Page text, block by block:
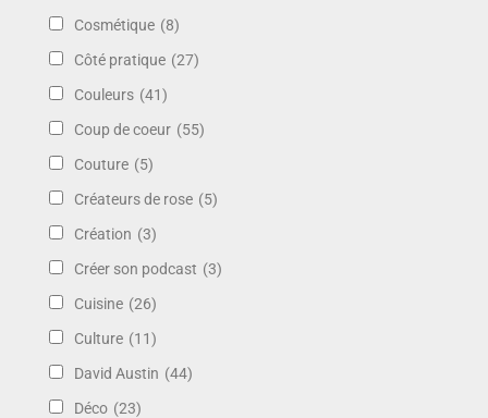
Cosmétique (8)
Côté pratique (27)
Couleurs (41)
Coup de coeur (55)
Couture (5)
Créateurs de rose (5)
Création (3)
Créer son podcast (3)
Cuisine (26)
Culture (11)
David Austin (44)
Déco (23)